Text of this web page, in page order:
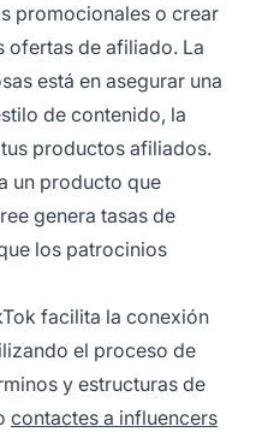
promocionales o crear
de afiliado. La
está en asegurar una
de contenido, la
productos afiliados.
un producto que
genera tasas de
los patrocinios
facilita la conexión
el proceso de
y estructuras de
contactes a influencers